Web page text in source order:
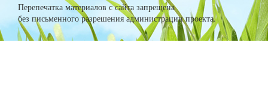
Перепечатка материалов с сайта запрещена
без письменного разрешения администрации проекта.